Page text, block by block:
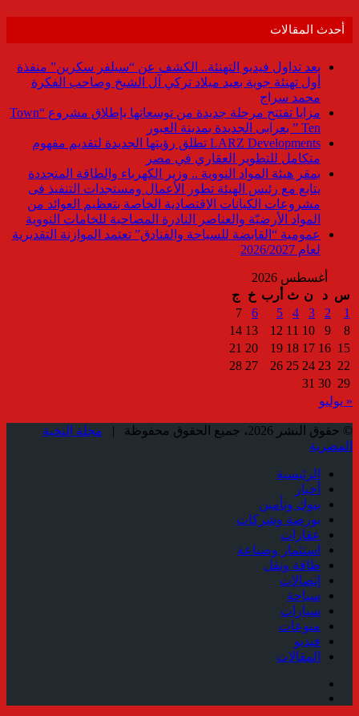
أحدث المقالات
بعد تداول فيديو التهنئة.. الكشف عن “سيلفر سكرين” منفذة
أول تهنئة جوية بعيد ميلاد تركي آل الشيخ وصاحب الفكرة
محمد سراج
مزايا تفتتح مرحلة جديدة من توسعاتها بإطلاق مشروع “Town
Ten ” بعرابى الجديدة بمدينة العبور
LARZ Developments تطلق رؤيتها الجديدة لتقديم مفهوم
متكامل للتطوير العقاري في مصر
بمقر هيئة المواد النووية .. وزير الكهرباء والطاقة المتجددة
يتابع مع رئيس الهيئة تطور الأعمال ومستجدات التنفيذ فى
مشروعات الكيانات الاقتصادية الخاصة بتعظيم العوائد من
المواد الأرضيّة والعناصر النادرة المصاحبة للخامات النووية
عمومية “القابضة للسياحة والفنادق” تعتمد الموازنة التقديرية
لعام 2026/2027
أغسطس 2026
س د ن ث أرب خ
ج
1
2
3
4
5
6
7
8
9
10
11
12
13
14
15
16
17
18
19
20
21
22
23
24
25
26
27
28
29
30
31
« يوليو
© حقوق النشر 2026، جميع الحقوق محفوظة |
مجلة النخبة
المصرية
الرئيسية
أخبار
بنوك وتأمين
بورصة وشركات
عقارات
استثمار وصناعة
طاقة ونقل
إتصالات
سياحة
سيارات
منوعات
فيديو
المقالات